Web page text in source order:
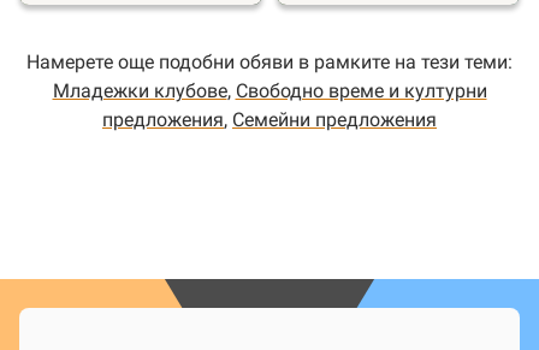
Намерете още подобни обяви в рамките на тези теми:
Младежки клубове, Свободно време и културни
предложения, Семейни предложения